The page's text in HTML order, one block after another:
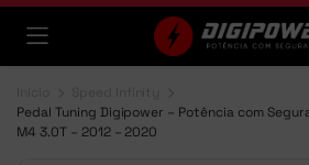
Pedal Tuning Digipower – Potência com
M4 3.0T – 2012 – 2020